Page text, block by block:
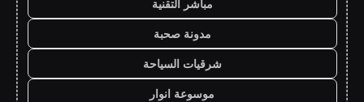
مباشر التقنية
مدونة صحبة
شرقيات السياحة
موسوعة انوار